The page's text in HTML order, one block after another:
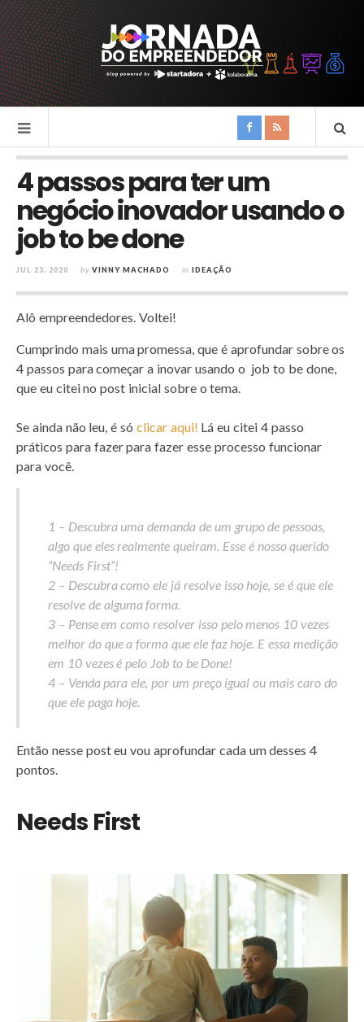
4 passos para ter um
negócio inovador usando o
job to be done
JUL 23, 2020 by VINNY MACHADO in IDEAÇÃO
Alô empreendedores. Voltei!
Cumprindo mais uma promessa, que é aprofundar sobre os
4 passos para começar a inovar usando o job to be done,
que eu citei no post inicial sobre o tema.
Se ainda não leu, é só clicar aqui! Lá eu citei 4 passo
práticos para fazer para fazer esse processo funcionar
para você.
1 – Descubra uma demanda de um grupo de pessoas,
algo que eles realmente queiram. Esse é nosso querido
“Needs First”!
2 – Descubra como ele já resolve isso hoje, se é que ele
resolve de alguma forma.
3 – Pense em como resolver isso pelo menos 10 vezes
melhor do que a forma que ele faz hoje. E essa medição
em 10 vezes é pelo Job to be Done!
4 – Venda para ele, por um preço igual ou mais caro do
que ele paga hoje.
Então nesse post eu vou aprofundar cada um desses 4
pontos.
Needs First